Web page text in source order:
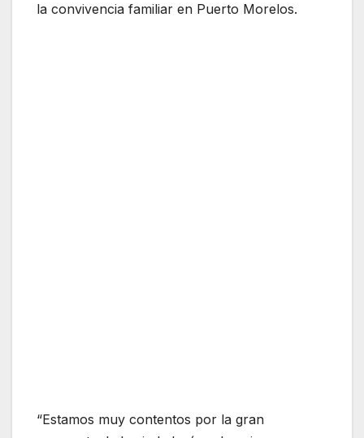
la convivencia familiar en Puerto Morelos.
“Estamos muy contentos por la gran